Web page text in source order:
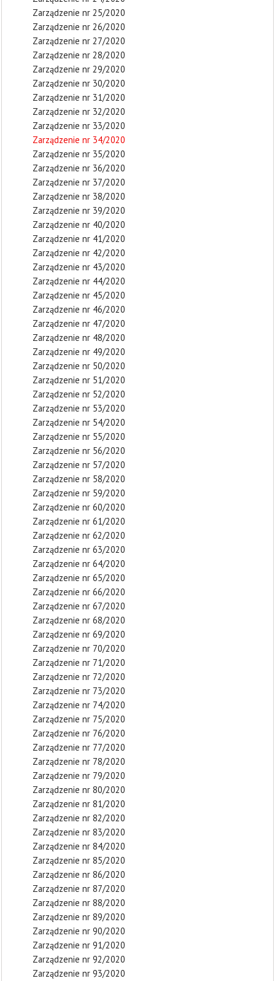
Zarządzenie nr 25/2020
Zarządzenie nr 26/2020
Zarządzenie nr 27/2020
Zarządzenie nr 28/2020
Zarządzenie nr 29/2020
Zarządzenie nr 30/2020
Zarządzenie nr 31/2020
Zarządzenie nr 32/2020
Zarządzenie nr 33/2020
Zarządzenie nr 34/2020
Zarządzenie nr 35/2020
Zarządzenie nr 36/2020
Zarządzenie nr 37/2020
Zarządzenie nr 38/2020
Zarządzenie nr 39/2020
Zarządzenie nr 40/2020
Zarządzenie nr 41/2020
Zarządzenie nr 42/2020
Zarządzenie nr 43/2020
Zarządzenie nr 44/2020
Zarządzenie nr 45/2020
Zarządzenie nr 46/2020
Zarządzenie nr 47/2020
Zarządzenie nr 48/2020
Zarządzenie nr 49/2020
Zarządzenie nr 50/2020
Zarządzenie nr 51/2020
Zarządzenie nr 52/2020
Zarządzenie nr 53/2020
Zarządzenie nr 54/2020
Zarządzenie nr 55/2020
Zarządzenie nr 56/2020
Zarządzenie nr 57/2020
Zarządzenie nr 58/2020
Zarządzenie nr 59/2020
Zarządzenie nr 60/2020
Zarządzenie nr 61/2020
Zarządzenie nr 62/2020
Zarządzenie nr 63/2020
Zarządzenie nr 64/2020
Zarządzenie nr 65/2020
Zarządzenie nr 66/2020
Zarządzenie nr 67/2020
Zarządzenie nr 68/2020
Zarządzenie nr 69/2020
Zarządzenie nr 70/2020
Zarządzenie nr 71/2020
Zarządzenie nr 72/2020
Zarządzenie nr 73/2020
Zarządzenie nr 74/2020
Zarządzenie nr 75/2020
Zarządzenie nr 76/2020
Zarządzenie nr 77/2020
Zarządzenie nr 78/2020
Zarządzenie nr 79/2020
Zarządzenie nr 80/2020
Zarządzenie nr 81/2020
Zarządzenie nr 82/2020
Zarządzenie nr 83/2020
Zarządzenie nr 84/2020
Zarządzenie nr 85/2020
Zarządzenie nr 86/2020
Zarządzenie nr 87/2020
Zarządzenie nr 88/2020
Zarządzenie nr 89/2020
Zarządzenie nr 90/2020
Zarządzenie nr 91/2020
Zarządzenie nr 92/2020
Zarządzenie nr 93/2020